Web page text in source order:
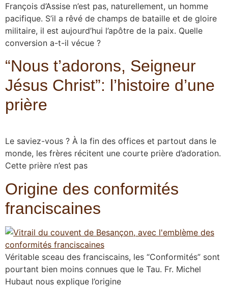
François d’Assise n’est pas, naturellement, un homme
pacifique. S’il a rêvé de champs de bataille et de gloire
militaire, il est aujourd’hui l’apôtre de la paix. Quelle
conversion a-t-il vécue ?
“Nous t’adorons, Seigneur
Jésus Christ”: l’histoire d’une
prière
Le saviez-vous ? À la fin des offices et partout dans le
monde, les frères récitent une courte prière d’adoration.
Cette prière n’est pas
Origine des conformités
franciscaines
Véritable sceau des franciscains, les “Conformités” sont
pourtant bien moins connues que le Tau. Fr. Michel
Hubaut nous explique l’origine